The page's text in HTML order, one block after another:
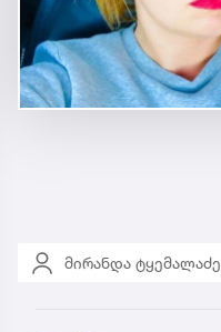
მირანდა ტყემალაძე